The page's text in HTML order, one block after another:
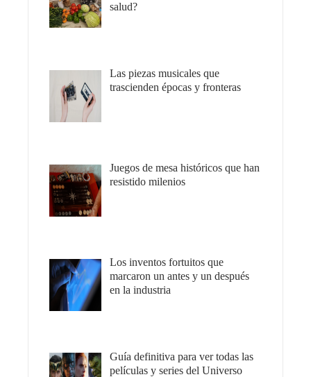
salud?
Las piezas musicales que
trascienden épocas y fronteras
Juegos de mesa históricos que han
resistido milenios
Los inventos fortuitos que
marcaron un antes y un después
en la industria
Guía definitiva para ver todas las
películas y series del Universo